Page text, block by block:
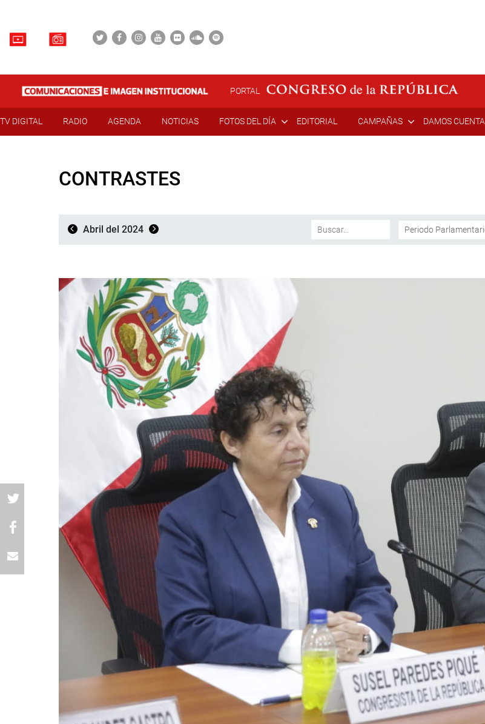
PORTAL
TV DIGITAL RADIO AGENDA NOTICIAS FOTOS DEL DÍA EDITORIAL CAMPAÑAS DAMOS CUENTA
CONTRASTES
Abril del 2024